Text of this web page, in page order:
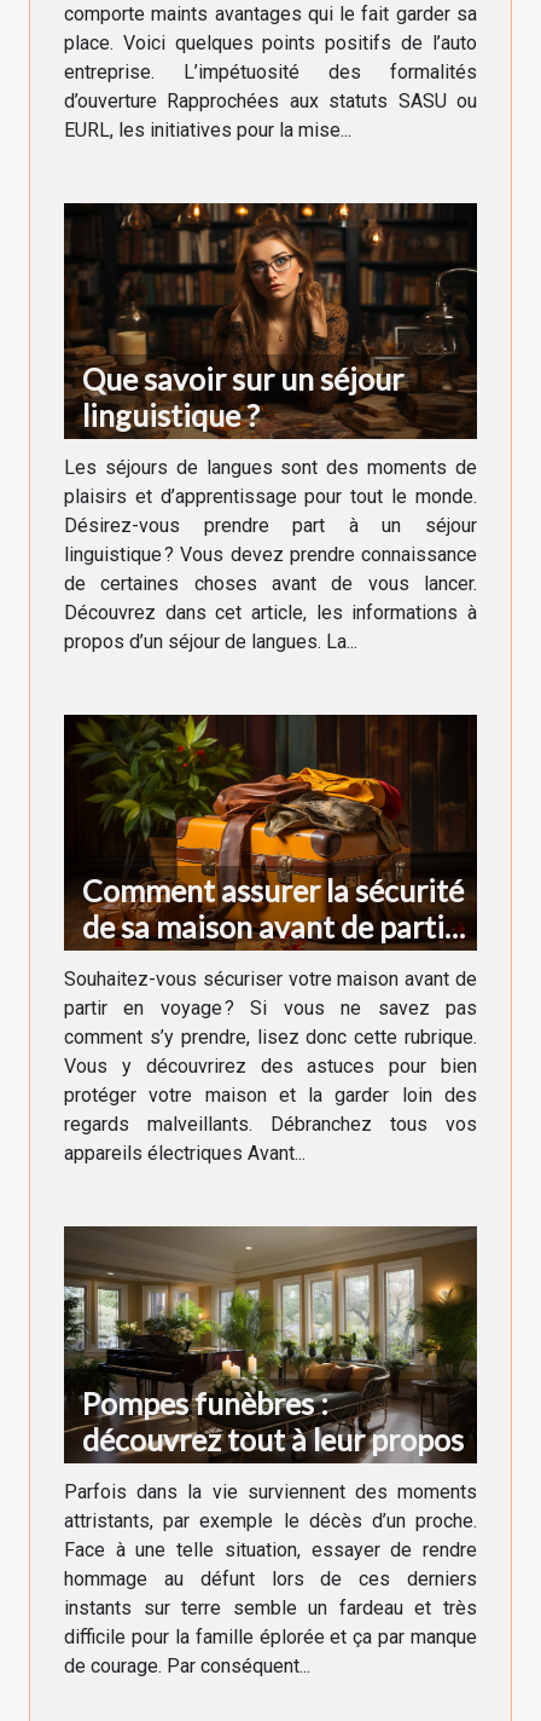
comporte maints avantages qui le fait garder sa
place. Voici quelques points positifs de l’auto
entreprise. L’impétuosité des formalités
d’ouverture Rapprochées aux statuts SASU ou
EURL, les initiatives pour la mise...
Que savoir sur un séjour
linguistique ?
Les séjours de langues sont des moments de
plaisirs et d’apprentissage pour tout le monde.
Désirez-vous prendre part à un séjour
linguistique ? Vous devez prendre connaissance
de certaines choses avant de vous lancer.
Découvrez dans cet article, les informations à
propos d’un séjour de langues. La...
Comment assurer la sécurité
de sa maison avant de partir
en voyage ?
Souhaitez-vous sécuriser votre maison avant de
partir en voyage ? Si vous ne savez pas
comment s’y prendre, lisez donc cette rubrique.
Vous y découvrirez des astuces pour bien
protéger votre maison et la garder loin des
regards malveillants. Débranchez tous vos
appareils électriques Avant...
Pompes funèbres :
découvrez tout à leur propos
Parfois dans la vie surviennent des moments
attristants, par exemple le décès d’un proche.
Face à une telle situation, essayer de rendre
hommage au défunt lors de ces derniers
instants sur terre semble un fardeau et très
difficile pour la famille éplorée et ça par manque
de courage. Par conséquent...